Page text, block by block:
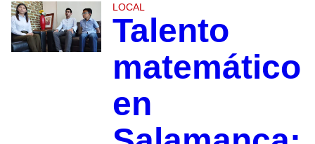
LOCAL
Talento
matemático
en